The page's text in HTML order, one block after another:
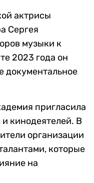
актрисы
Сергея
музыки к
2023 года он
документальное
пригласила
кинодеятелей. В
организации
которые
на